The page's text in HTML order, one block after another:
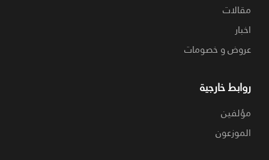
مقالات
اخبار
عروض و خصومات
روابط خارجية
مؤلفين
الموزعون